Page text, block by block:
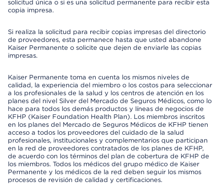
solicitud única o si es una solicitud permanente para recibir esta
copia impresa.
Si realiza la solicitud para recibir copias impresas del directorio
de proveedores, esta permanece hasta que usted abandone
Kaiser Permanente o solicite que dejen de enviarle las copias
impresas.
Kaiser Permanente toma en cuenta los mismos niveles de
calidad, la experiencia del miembro o los costos para seleccionar
a los profesionales de la salud y los centros de atención en los
planes del nivel Silver del Mercado de Seguros Médicos, como lo
hace para todos los demás productos y líneas de negocios de
KFHP (Kaiser Foundation Health Plan). Los miembros inscritos
en los planes del Mercado de Seguros Médicos de KFHP tienen
acceso a todos los proveedores del cuidado de la salud
profesionales, institucionales y complementarios que participan
en la red de proveedores contratados de los planes de KFHP,
de acuerdo con los términos del plan de cobertura de KFHP de
los miembros. Todos los médicos del grupo médico de Kaiser
Permanente y los médicos de la red deben seguir los mismos
procesos de revisión de calidad y certificaciones.